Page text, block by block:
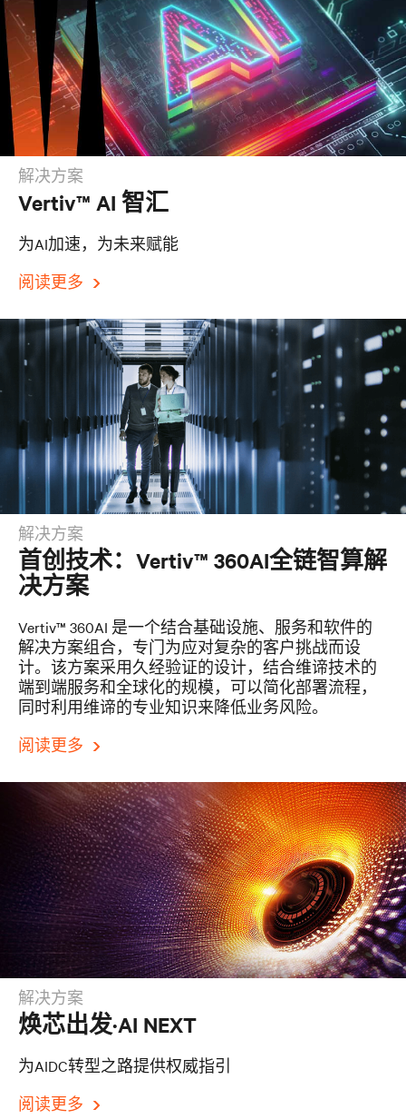
解决方案
Vertiv™ AI 智汇
为AI加速，为未来赋能
阅读更多
解决方案
首创技术：Vertiv™ 360AI全链智算解
决方案
Vertiv™ 360AI 是一个结合基础设施、服务和软件的
解决方案组合，专门为应对复杂的客户挑战而设
计。该方案采用久经验证的设计，结合维谛技术的
端到端服务和全球化的规模，可以简化部署流程，
同时利用维谛的专业知识来降低业务风险。
阅读更多
解决方案
焕芯出发·AI NEXT
为AIDC转型之路提供权威指引
阅读更多